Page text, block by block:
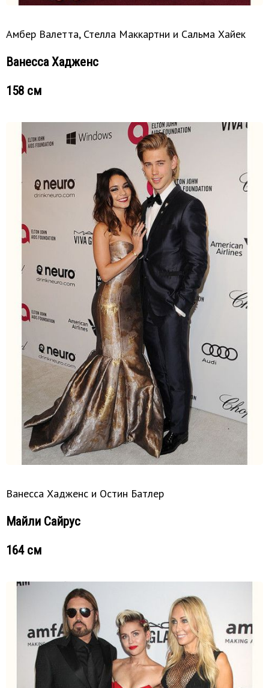
Амбер Валетта, Стелла Маккартни и Сальма Хайек
Ванесса Хадженс
158 см
Ванесса Хадженс и Остин Батлер
Майли Сайрус
164 см